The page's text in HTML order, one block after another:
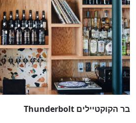
בר הקוקטיילים Thunderbolt